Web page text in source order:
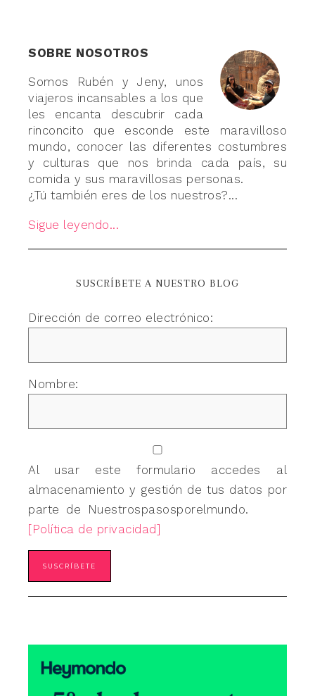
SOBRE NOSOTROS
Somos Rubén y Jeny, unos
viajeros incansables a los que
les encanta descubrir cada
rinconcito que esconde este maravilloso
mundo, conocer las diferentes costumbres
y culturas que nos brinda cada país, su
comida y sus maravillosas personas.
¿Tú también eres de los nuestros?...
Sigue leyendo...
SUSCRÍBETE A NUESTRO BLOG
Dirección de correo electrónico:
Nombre:
Al usar este formulario accedes al
almacenamiento y gestión de tus datos por
parte de Nuestrospasosporelmundo.
[Política de privacidad]